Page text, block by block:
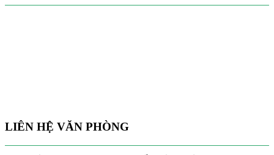
528,000₫.
LIÊN HỆ VĂN PHÒNG